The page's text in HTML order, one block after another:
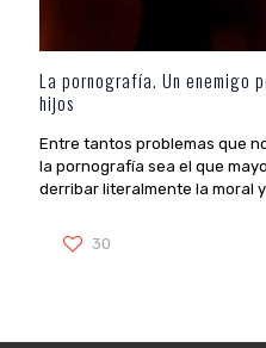
La pornografía. Un enemigo
hijos
Entre tantos problemas que
la pornografía sea el que
derribar literalmente la moral
30